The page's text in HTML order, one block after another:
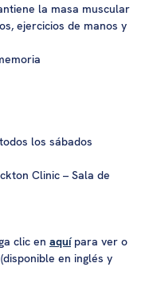
la masa muscular
ejercicios de manos y
los sábados
Clinic – Sala de
clic en aquípara ver o
en inglés y